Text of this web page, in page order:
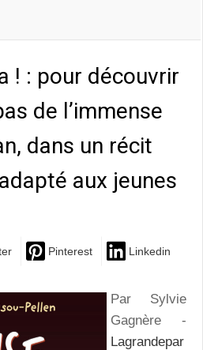
! : pour découvrir
de l’immense
dans un récit
aux jeunes
Pinterest Linkedin
Par Sylvie
Gagnère -
Lagrandepar